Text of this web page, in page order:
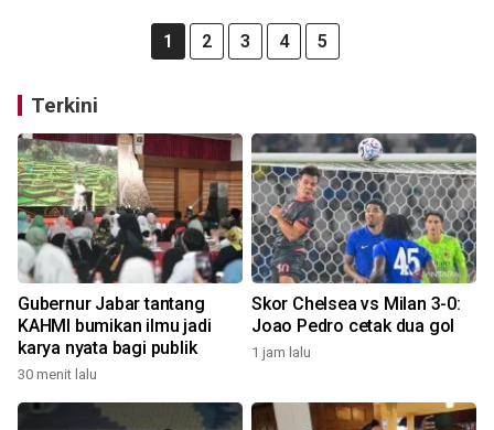
1 2 3 4 5
Terkini
Gubernur Jabar tantang
KAHMI bumikan ilmu jadi
karya nyata bagi publik
30 menit lalu
Skor Chelsea vs Milan 3-0:
Joao Pedro cetak dua gol
1 jam lalu